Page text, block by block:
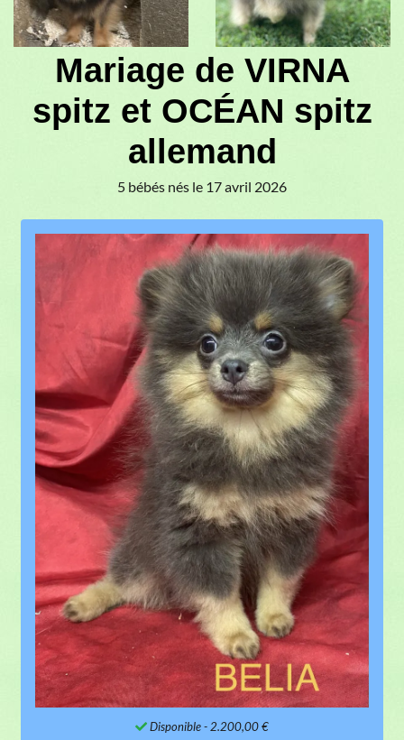
Mariage de VIRNA
spitz et OCÉAN spitz
allemand
5 bébés nés le 17 avril 2026
Disponible- 2.200,00 €